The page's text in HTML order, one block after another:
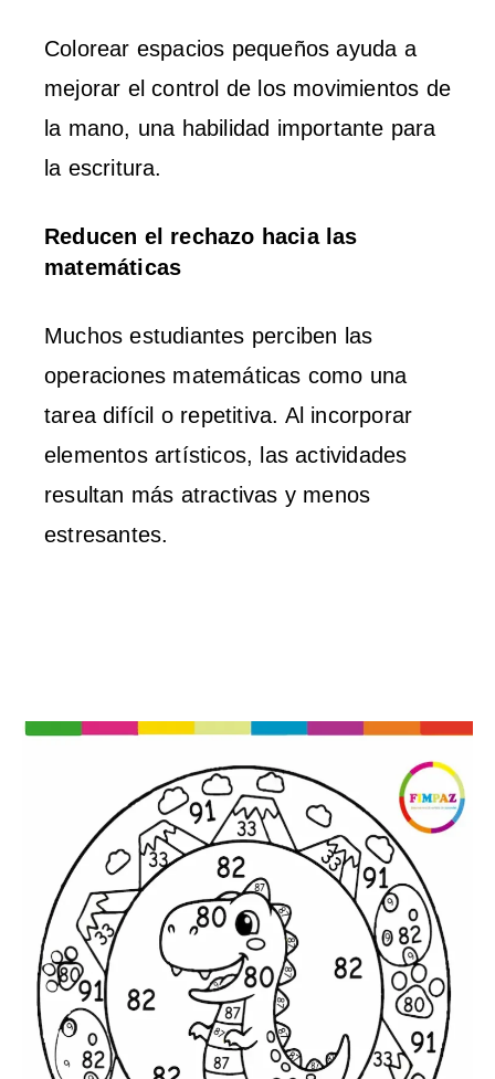
Colorear espacios pequeños ayuda a
mejorar el control de los movimientos de
la mano, una habilidad importante para
la escritura.
Reducen el rechazo hacia las
matemáticas
Muchos estudiantes perciben las
operaciones matemáticas como una
tarea difícil o repetitiva. Al incorporar
elementos artísticos, las actividades
resultan más atractivas y menos
estresantes.